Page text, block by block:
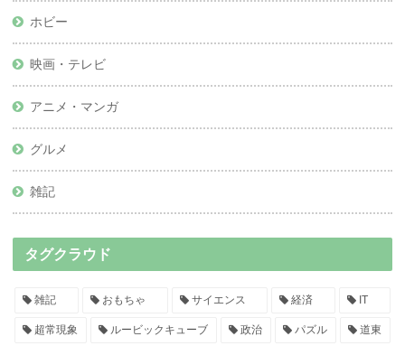
ホビー
映画・テレビ
アニメ・マンガ
グルメ
雑記
タグクラウド
雑記 おもちゃ サイエンス 経済 IT
超常現象 ルービックキューブ 政治 パズル 道東